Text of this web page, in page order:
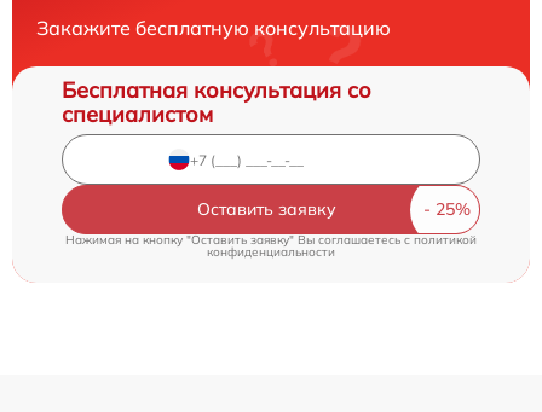
Закажите бесплатную консультацию
Бесплатная консультация со
специалистом
Оставить заявку
Нажимая на кнопку "Оставить заявку" Вы соглашаетесь c политикой
конфиденциальности